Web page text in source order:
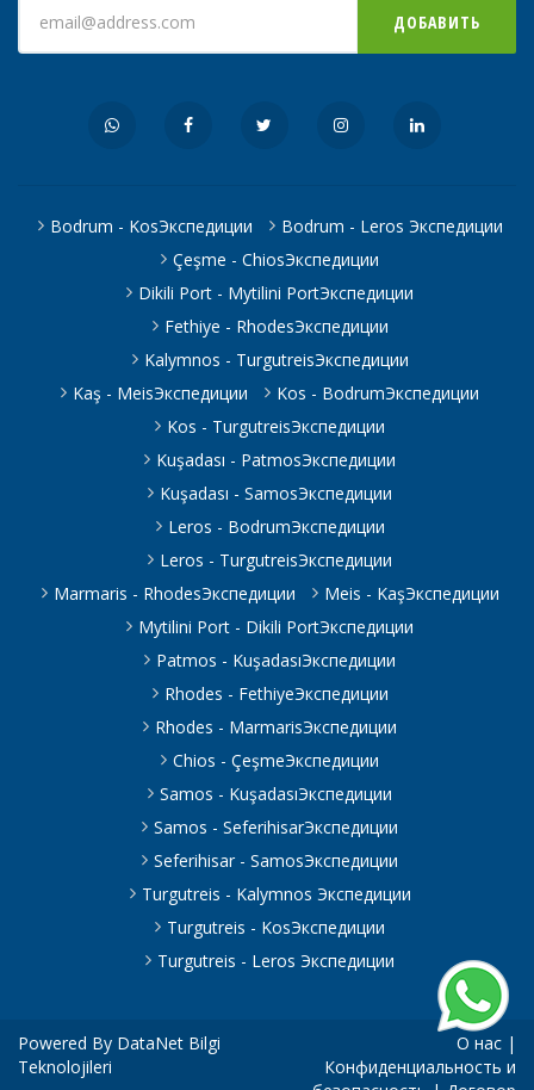
ДОБАВИТЬ
Bodrum - KosЭкспедиции
Bodrum - Leros Экспедиции
Çeşme - ChiosЭкспедиции
Dikili Port - Mytilini PortЭкспедиции
Fethiye - RhodesЭкспедиции
Kalymnos - TurgutreisЭкспедиции
Kaş - MeisЭкспедиции
Kos - BodrumЭкспедиции
Kos - TurgutreisЭкспедиции
Kuşadası - PatmosЭкспедиции
Kuşadası - SamosЭкспедиции
Leros - BodrumЭкспедиции
Leros - TurgutreisЭкспедиции
Marmaris - RhodesЭкспедиции
Meis - KaşЭкспедиции
Mytilini Port - Dikili PortЭкспедиции
Patmos - KuşadasıЭкспедиции
Rhodes - FethiyeЭкспедиции
Rhodes - MarmarisЭкспедиции
Chios - ÇeşmeЭкспедиции
Samos - KuşadasıЭкспедиции
Samos - SeferihisarЭкспедиции
Seferihisar - SamosЭкспедиции
Turgutreis - Kalymnos Экспедиции
Turgutreis - KosЭкспедиции
Turgutreis - Leros Экспедиции
Powered By DataNet Bilgi
Teknolojileri
О нас |
Конфиденциальность и